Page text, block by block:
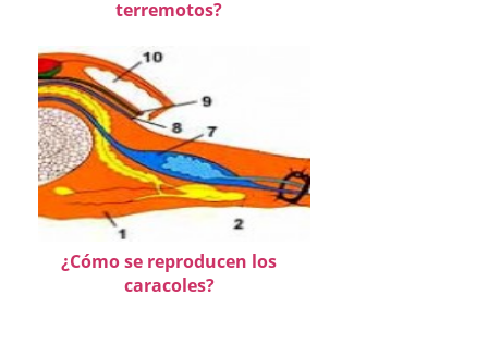
terremotos?
¿Cómo se reproducen los
caracoles?